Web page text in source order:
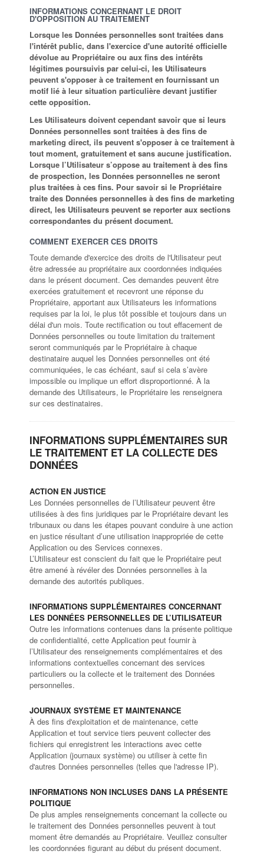
INFORMATIONS CONCERNANT LE DROIT
D'OPPOSITION AU TRAITEMENT
Lorsque les Données personnelles sont traitées dans
l'intérêt public, dans l'exercice d'une autorité officielle
dévolue au Propriétaire ou aux fins des intérêts
légitimes poursuivis par celui-ci, les Utilisateurs
peuvent s'opposer à ce traitement en fournissant un
motif lié à leur situation particulière devant justifier
cette opposition.
Les Utilisateurs doivent cependant savoir que si leurs
Données personnelles sont traitées à des fins de
marketing direct, ils peuvent s'opposer à ce traitement à
tout moment, gratuitement et sans aucune justification.
Lorsque l’Utilisateur s’oppose au traitement à des fins
de prospection, les Données personnelles ne seront
plus traitées à ces fins. Pour savoir si le Propriétaire
traite des Données personnelles à des fins de marketing
direct, les Utilisateurs peuvent se reporter aux sections
correspondantes du présent document.
COMMENT EXERCER CES DROITS
Toute demande d'exercice des droits de l'Utilisateur peut
être adressée au propriétaire aux coordonnées indiquées
dans le présent document. Ces demandes peuvent être
exercées gratuitement et recevront une réponse du
Propriétaire, apportant aux Utilisateurs les informations
requises par la loi, le plus tôt possible et toujours dans un
délai d'un mois. Toute rectification ou tout effacement de
Données personnelles ou toute limitation du traitement
seront communiqués par le Propriétaire à chaque
destinataire auquel les Données personnelles ont été
communiquées, le cas échéant, sauf si cela s’avère
impossible ou implique un effort disproportionné. À la
demande des Utilisateurs, le Propriétaire les renseignera
sur ces destinataires.
INFORMATIONS SUPPLÉMENTAIRES SUR
LE TRAITEMENT ET LA COLLECTE DES
DONNÉES
ACTION EN JUSTICE
Les Données personnelles de l’Utilisateur peuvent être
utilisées à des fins juridiques par le Propriétaire devant les
tribunaux ou dans les étapes pouvant conduire à une action
en justice résultant d’une utilisation inappropriée de cette
Application ou des Services connexes.
L’Utilisateur est conscient du fait que le Propriétaire peut
être amené à révéler des Données personnelles à la
demande des autorités publiques.
INFORMATIONS SUPPLÉMENTAIRES CONCERNANT
LES DONNÉES PERSONNELLES DE L’UTILISATEUR
Outre les informations contenues dans la présente politique
de confidentialité, cette Application peut fournir à
l’Utilisateur des renseignements complémentaires et des
informations contextuelles concernant des services
particuliers ou la collecte et le traitement des Données
personnelles.
JOURNAUX SYSTÈME ET MAINTENANCE
À des fins d'exploitation et de maintenance, cette
Application et tout service tiers peuvent collecter des
fichiers qui enregistrent les interactions avec cette
Application (journaux système) ou utiliser à cette fin
d'autres Données personnelles (telles que l'adresse IP).
INFORMATIONS NON INCLUSES DANS LA PRÉSENTE
POLITIQUE
De plus amples renseignements concernant la collecte ou
le traitement des Données personnelles peuvent à tout
moment être demandés au Propriétaire. Veuillez consulter
les coordonnées figurant au début du présent document.